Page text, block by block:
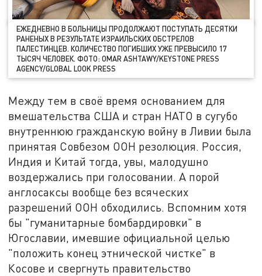
ЕЖЕДНЕВНО В БОЛЬНИЦЫ ПРОДОЛЖАЮТ ПОСТУПАТЬ ДЕСЯТКИ
РАНЕНЫХ В РЕЗУЛЬТАТЕ ИЗРАИЛЬСКИХ ОБСТРЕЛОВ
ПАЛЕСТИНЦЕВ. КОЛИЧЕСТВО ПОГИБШИХ УЖЕ ПРЕВЫСИЛО 17
ТЫСЯЧ ЧЕЛОВЕК. ФОТО: OMAR ASHTAWY/KEYSTONE PRESS
AGENCY/GLOBAL LOOK PRESS
Между тем в своё время основанием для
вмешательства США и стран НАТО в сугубо
внутреннюю гражданскую войну в Ливии была
принятая Совбезом ООН резолюция. Россия,
Индия и Китай тогда, увы, малодушно
воздержались при голосовании. А порой
англосаксы вообще без всяческих
разрешений ООН обходились. Вспомним хотя
бы "гуманитарные бомбардировки" в
Югославии, имевшие официальной целью
"положить конец этнической чистке" в
Косове и свергнуть правительство